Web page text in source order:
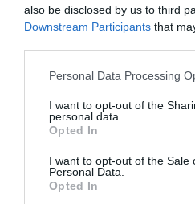
also be disclosed by us to third
Downstream Participants that
Personal Data Processing
I want to opt-out of the
personal data.
Opted In
I want to opt-out of the Sale
Personal Data.
Opted In